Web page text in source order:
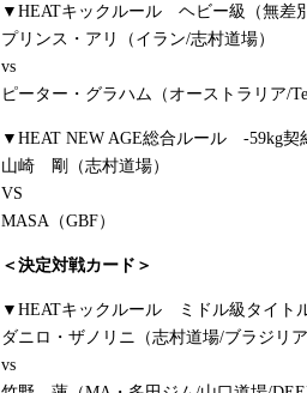
▼HEATキックルール ヘビー級（無差
プリンス・アリ（イラン/志村道場）
vs
ピーター・グラハム（オーストラリア/
▼HEAT NEW AGE総合ルール -59kg
山崎 剛（志村道場）
VS
MASA（GBF）
＜決定対戦カード＞
▼HEATキックルール ミドル級タイト
ダニロ・ザノリニ（志村道場/ブラジリ
vs